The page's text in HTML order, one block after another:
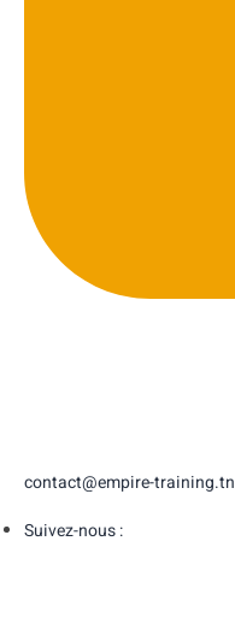
contact@empire-training.tn
Suivez-nous :